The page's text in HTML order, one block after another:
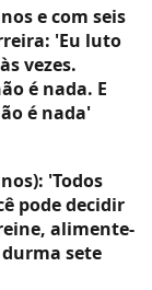
e com seis
'Eu luto
vezes.
é nada. E
é nada'
'Todos
pode decidir
alimente-
sete